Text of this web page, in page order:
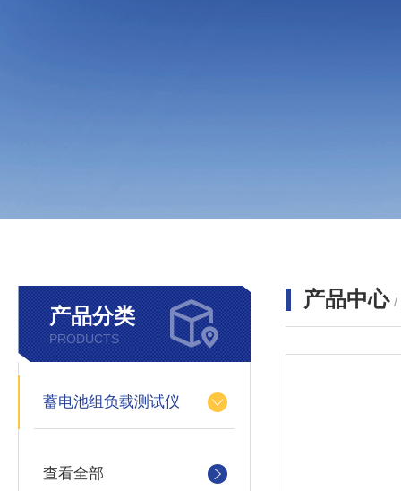
产品分类
PRODUCTS
蓄电池组负载测试仪
查看全部
产品中心 /